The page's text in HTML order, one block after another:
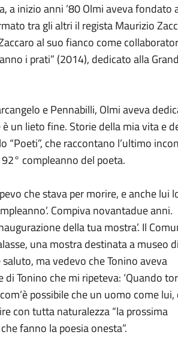
a inizio anni ’80 Olmi aveva fondato
tra gli altri il regista Maurizio
al suo fianco come
i prati” (2014), dedicato alla
e Pennabilli, Olmi aveva
un lieto fine. Storie della mia vita e
che raccontano l’ultimo
compleanno del poeta.
che stava per morire, e anche lui
Compiva novantadue anni.
della tua mostra’. Il
una mostra destinata a museo di
ma vedevo che Tonino aveva
Tonino che mi ripeteva: ‘Quando
possibile che un uomo come lui,
con tutta naturalezza “la prossima
fanno la poesia onesta”.